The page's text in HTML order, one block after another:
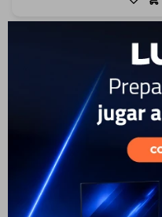
Galaxy S25 Plus Silicone
Marcas